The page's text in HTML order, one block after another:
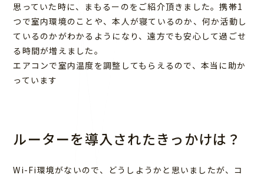
思っていた時に、まもるーのをご紹介頂きました。携帯1
つで室内環境のことや、本人が寝ているのか、何か活動し
ているのかがわかるようになり、遠方でも安心して過ごせ
る時間が増えました。
エアコンで室内温度を調整してもらえるので、本当に助か
っています
ルーターを導入されたきっかけは？
Wi-Fi環境がないので、どうしようかと思いましたが、コ